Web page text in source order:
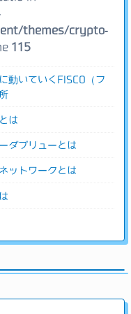
themes/crypto-
115
動いていくFISCO（フ
は
ダブリューとは
ットワークとは